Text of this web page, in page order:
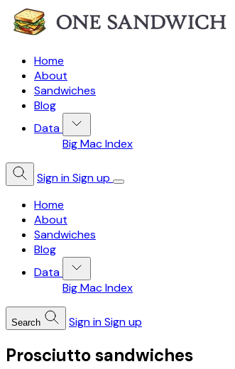
Home
About
Sandwiches
Blog
Data
Big Mac Index
Sign inSign up
Home
About
Sandwiches
Blog
Data
Big Mac Index
Search Sign inSign up
Prosciutto sandwiches